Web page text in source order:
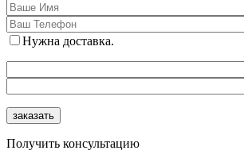
Нужна доставка.
Получить консультацию